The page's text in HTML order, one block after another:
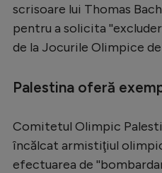
Ligue 1
Campionate
EURO 2024
Stranieri
Clasamente
scrisoare lui Thomas
pentru a solicita
de la Jocurile Olimpice
Palestina oferă
Comitetul Olimpic
încălcat armistiţiul
efectuarea de